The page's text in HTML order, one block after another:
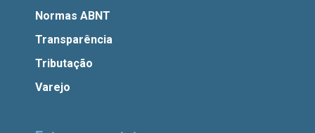
Normas ABNT
Transparência
Tributação
Varejo